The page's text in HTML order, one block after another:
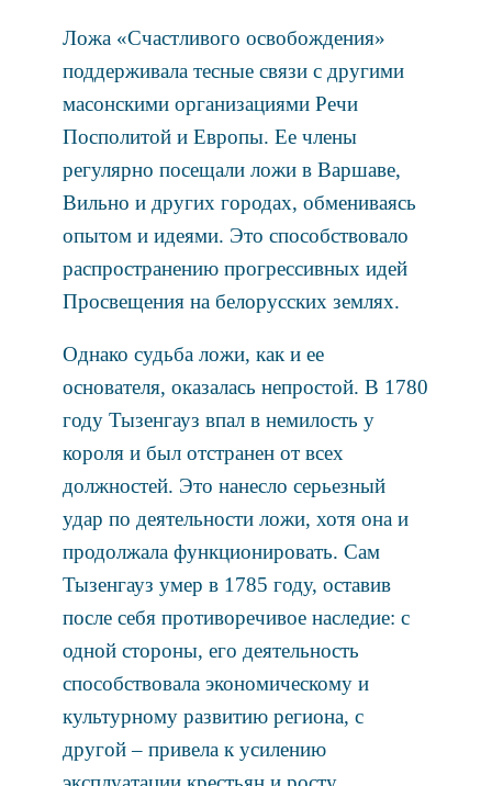
Ложа «Счастливого освобождения»
поддерживала тесные связи с другими
масонскими организациями Речи
Посполитой и Европы. Ее члены
регулярно посещали ложи в Варшаве,
Вильно и других городах, обмениваясь
опытом и идеями. Это способствовало
распространению прогрессивных идей
Просвещения на белорусских землях.
Однако судьба ложи, как и ее
основателя, оказалась непростой. В 1780
году Тызенгауз впал в немилость у
короля и был отстранен от всех
должностей. Это нанесло серьезный
удар по деятельности ложи, хотя она и
продолжала функционировать. Сам
Тызенгауз умер в 1785 году, оставив
после себя противоречивое наследие: с
одной стороны, его деятельность
способствовала экономическому и
культурному развитию региона, с
другой – привела к усилению